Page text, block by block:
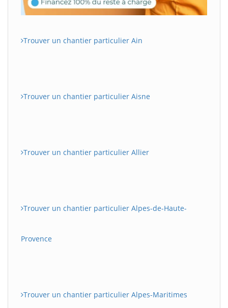
Trouver un chantier particulier Ain
Trouver un chantier particulier Aisne
Trouver un chantier particulier Allier
Trouver un chantier particulier Alpes-de-Haute-
Provence
Trouver un chantier particulier Alpes-Maritimes